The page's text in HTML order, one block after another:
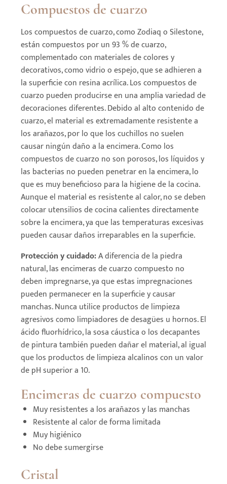
Compuestos de cuarzo
Los compuestos de cuarzo, como Zodiaq o Silestone,
están compuestos por un 93 % de cuarzo,
complementado con materiales de colores y
decorativos, como vidrio o espejo, que se adhieren a
la superficie con resina acrílica. Los compuestos de
cuarzo pueden producirse en una amplia variedad de
decoraciones diferentes. Debido al alto contenido de
cuarzo, el material es extremadamente resistente a
los arañazos, por lo que los cuchillos no suelen
causar ningún daño a la encimera. Como los
compuestos de cuarzo no son porosos, los líquidos y
las bacterias no pueden penetrar en la encimera, lo
que es muy beneficioso para la higiene de la cocina.
Aunque el material es resistente al calor, no se deben
colocar utensilios de cocina calientes directamente
sobre la encimera, ya que las temperaturas excesivas
pueden causar daños irreparables en la superficie.
Protección y cuidado:A diferencia de la piedra
natural, las encimeras de cuarzo compuesto no
deben impregnarse, ya que estas impregnaciones
pueden permanecer en la superficie y causar
manchas. Nunca utilice productos de limpieza
agresivos como limpiadores de desagües u hornos. El
ácido fluorhídrico, la sosa cáustica o los decapantes
de pintura también pueden dañar el material, al igual
que los productos de limpieza alcalinos con un valor
de pH superior a 10.
Encimeras de cuarzo compuesto
Muy resistentes a los arañazos y las manchas
Resistente al calor de forma limitada
Muy higiénico
No debe sumergirse
Cristal